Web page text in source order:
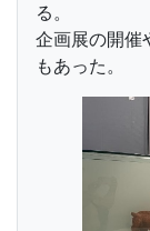
る。
企画展の開催
もあった。